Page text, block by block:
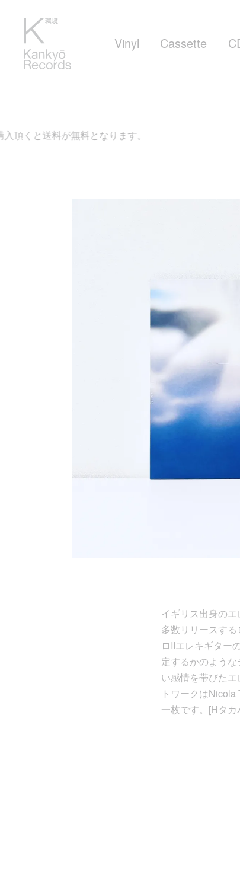
Vinyl Cassette
料となります。
イギリス出身の
多数リリースす
ロIIエレキギター
定するかのよう
い感情を帯びた
トワークは
一枚です。[Hタカ